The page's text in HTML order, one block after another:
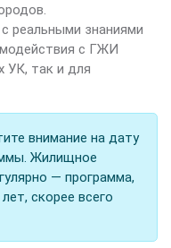
реальными знаниями
с ГЖИ
УК, так и для
внимание на дату
Жилищное
— программа,
скорее всего